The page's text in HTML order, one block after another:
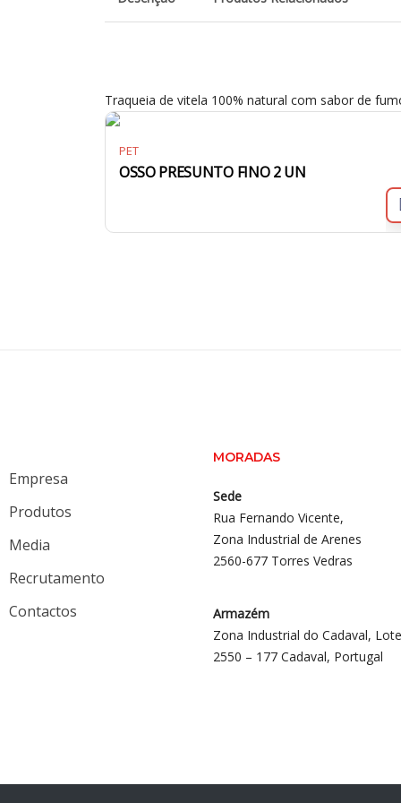
Traqueia de vitela 100% natural com sabor de
PET
OSSO PRESUNTO FINO 2 UN
Empresa
Produtos
Media
Recrutamento
Contactos
MORADAS
Sede
Rua Fernando Vicente,
Zona Industrial de Arenes
2560-677 Torres Vedras
Armazém
Zona Industrial do Cadaval,
2550 – 177 Cadaval, Portugal